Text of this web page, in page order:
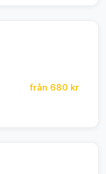
från 680 kr